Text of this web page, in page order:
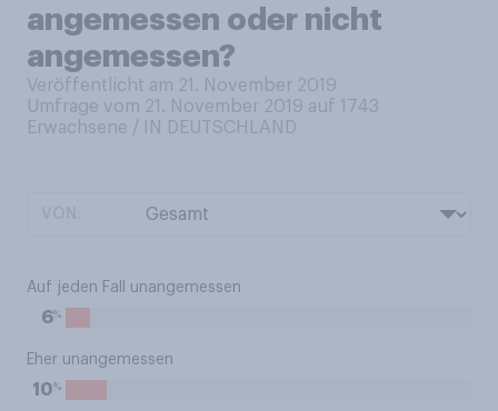
angemessen oder nicht
angemessen?
Veröffentlicht am 21. November 2019
Umfrage vom 21. November 2019 auf 1743
Erwachsene / IN DEUTSCHLAND
Auf jeden Fall unangemessen
6%
Eher unangemessen
10%